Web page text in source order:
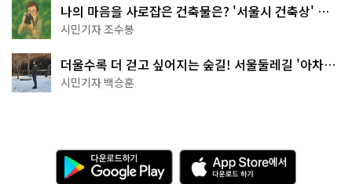
나의 마음을 사로잡은 건축물은? '서울시 건축상' 수
상작 공개!
시민기자 조수봉
더울수록 더 걷고 싶어지는 숲길! 서울둘레길 '아차산
코스'
시민기자 백승훈
다
운
A
p